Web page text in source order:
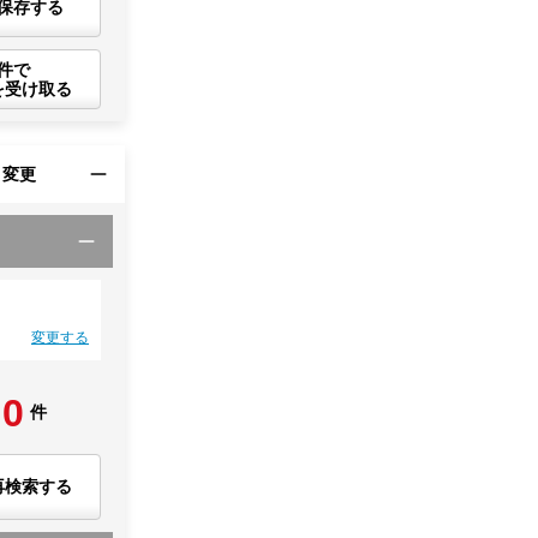
存する
で
受け取る
更
変更する
0 件
検索する